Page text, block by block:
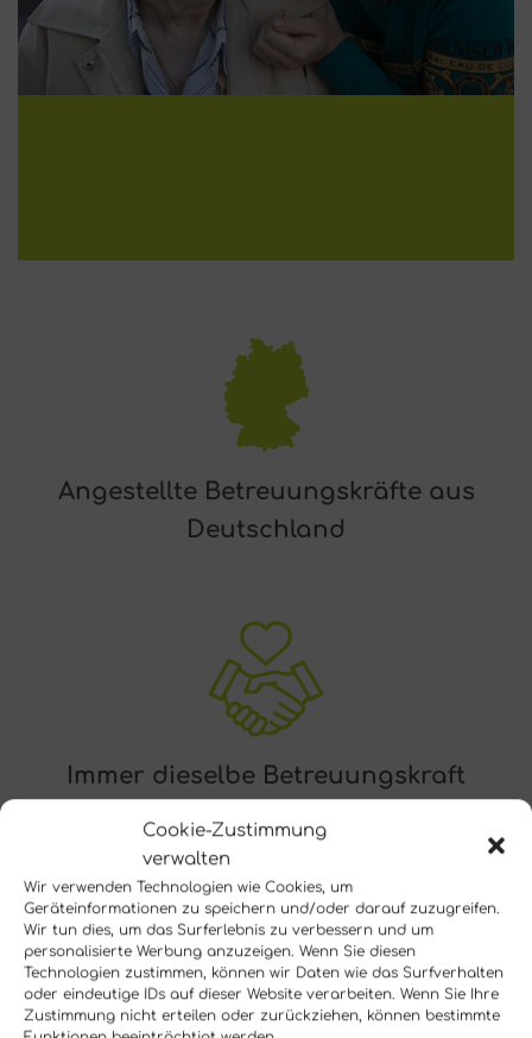
Cookie-Zustimmung
verwalten
Wir verwenden Technologien wie Cookies, um
Geräteinformationen zu speichern und/oder darauf zuzugreifen.
Wir tun dies, um das Surferlebnis zu verbessern und um
personalisierte Werbung anzuzeigen. Wenn Sie diesen
Technologien zustimmen, können wir Daten wie das Surfverhalten
oder eindeutige IDs auf dieser Website verarbeiten. Wenn Sie Ihre
Zustimmung nicht erteilen oder zurückziehen, können bestimmte
Angestellte Betreuungskräfte aus
Deutschland
Immer dieselbe Betreuungskraft
Frei wählbare Zeiten und Tage